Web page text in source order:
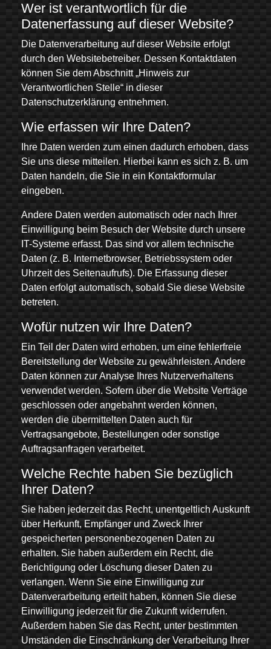
Wer ist verantwortlich für die
Datenerfassung auf dieser Website?
Die Datenverarbeitung auf dieser Website erfolgt
durch den Websitebetreiber. Dessen Kontaktdaten
können Sie dem Abschnitt „Hinweis zur
Verantwortlichen Stelle“ in dieser
Datenschutzerklärung entnehmen.
Wie erfassen wir Ihre Daten?
Ihre Daten werden zum einen dadurch erhoben, dass
Sie uns diese mitteilen. Hierbei kann es sich z. B. um
Daten handeln, die Sie in ein Kontaktformular
eingeben.
Andere Daten werden automatisch oder nach Ihrer
Einwilligung beim Besuch der Website durch unsere
IT-Systeme erfasst. Das sind vor allem technische
Daten (z. B. Internetbrowser, Betriebssystem oder
Uhrzeit des Seitenaufrufs). Die Erfassung dieser
Daten erfolgt automatisch, sobald Sie diese Website
betreten.
Wofür nutzen wir Ihre Daten?
Ein Teil der Daten wird erhoben, um eine fehlerfreie
Bereitstellung der Website zu gewährleisten. Andere
Daten können zur Analyse Ihres Nutzerverhaltens
verwendet werden. Sofern über die Website Verträge
geschlossen oder angebahnt werden können,
werden die übermittelten Daten auch für
Vertragsangebote, Bestellungen oder sonstige
Auftragsanfragen verarbeitet.
Welche Rechte haben Sie bezüglich
Ihrer Daten?
Sie haben jederzeit das Recht, unentgeltlich Auskunft
über Herkunft, Empfänger und Zweck Ihrer
gespeicherten personenbezogenen Daten zu
erhalten. Sie haben außerdem ein Recht, die
Berichtigung oder Löschung dieser Daten zu
verlangen. Wenn Sie eine Einwilligung zur
Datenverarbeitung erteilt haben, können Sie diese
Einwilligung jederzeit für die Zukunft widerrufen.
Außerdem haben Sie das Recht, unter bestimmten
Umständen die Einschränkung der Verarbeitung Ihrer